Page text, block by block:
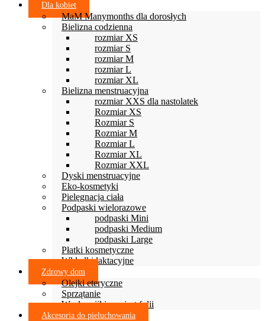
Dla kobiet
MaM Manymonths dla dorosłych
Bielizna codzienna
rozmiar XS
rozmiar S
rozmiar M
rozmiar L
rozmiar XL
Bielizna menstruacyjna
rozmiar XXS dla nastolatek
Rozmiar XS
Rozmiar S
Rozmiar M
Rozmiar L
Rozmiar XL
Rozmiar XXL
Dyski menstruacyjne
Eko-kosmetyki
Pielęgnacja ciała
Podpaski wielorazowe
podpaski Mini
podpaski Medium
podpaski Large
Płatki kosmetyczne
Wkładki laktacyjne
Zdrowy dom
Olejki eteryczne
Sprzątanie
Woskowijki zamiast folii
Akcesoria do pieluchowania